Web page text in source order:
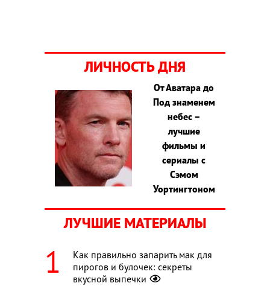
ЛИЧНОСТЬ ДНЯ
От Аватара до
Под знаменем
небес –
лучшие
фильмы и
сериалы с
Сэмом
Уортингтоном
ЛУЧШИЕ МАТЕРИАЛЫ
Как правильно запарить мак для
пирогов и булочек: секреты
вкусной выпечки